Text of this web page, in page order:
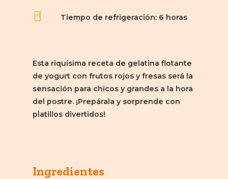
Tiempo de refrigeración: 6 horas
Esta riquísima receta de gelatina flotante
de yogurt con frutos rojos y fresas será la
sensación para chicos y grandes a la hora
del postre. ¡Prepárala y sorprende con
platillos divertidos!
Ingredientes